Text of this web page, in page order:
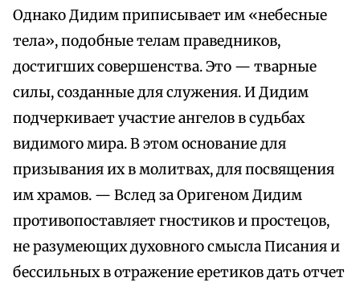
Однако Дидим приписывает им «небесные
тела», подобные телам праведников,
достигших совершенства. Это — тварные
силы, созданные для служения. И Дидим
подчеркивает участие ангелов в судьбах
видимого мира. В этом основание для
призывания их в молитвах, для посвящения
им храмов. — Вслед за Оригеном Дидим
противопоставляет гностиков и простецов,
не разумеющих духовного смысла Писания и
бессильных в отражение еретиков дать отчет